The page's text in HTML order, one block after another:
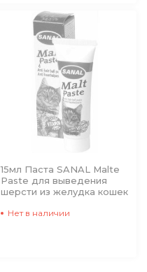
15мл Паста SANAL Malte
Paste для выведения
шерсти из желудка кошек
Нет в наличии